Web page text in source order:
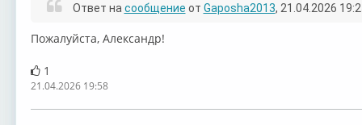
Ответ на сообщение от Gaposha2013, 21.04.2026
⁣Пожалуйста, Александр!
1
21.04.2026 19:58